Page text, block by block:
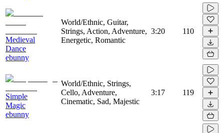
Medieval
Dance
ebunny
World/Ethnic, Guitar,
Strings, Action, Adventure,
Energetic, Romantic
3:20 110
Simple
Magic
ebunny
World/Ethnic, Strings,
Cello, Adventure,
Cinematic, Sad, Majestic
3:17 119